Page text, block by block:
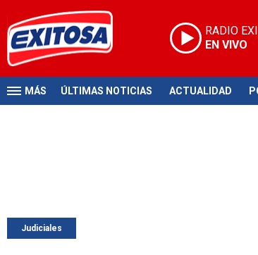
RADIO
EN VIVO
MÁS ÚLTIMAS NOTICIAS ACTUALIDAD
Judiciales